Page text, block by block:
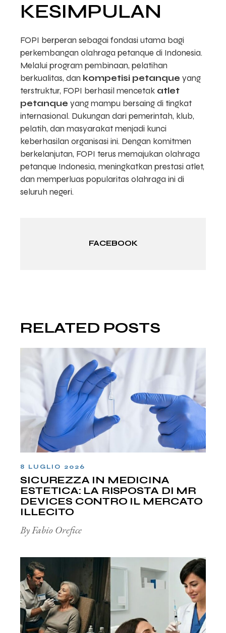
KESIMPULAN
FOPI berperan sebagai fondasi utama bagi
perkembangan olahraga petanque di Indonesia.
Melalui program pembinaan, pelatihan
berkualitas, dan kompetisi petanque yang
terstruktur, FOPI berhasil mencetak atlet
petanque yang mampu bersaing di tingkat
internasional. Dukungan dari pemerintah, klub,
pelatih, dan masyarakat menjadi kunci
keberhasilan organisasi ini. Dengan komitmen
berkelanjutan, FOPI terus memajukan olahraga
petanque Indonesia, meningkatkan prestasi atlet,
dan memperluas popularitas olahraga ini di
seluruh negeri.
FACEBOOK
RELATED POSTS
8 LUGLIO 2026
SICUREZZA IN MEDICINA
ESTETICA: LA RISPOSTA DI MR
DEVICES CONTRO IL MERCATO
ILLECITO
By Fabio Orefice